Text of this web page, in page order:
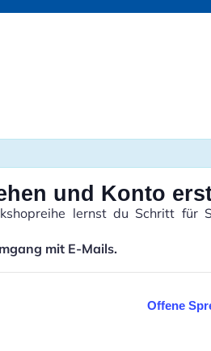
und Konto
lernst du Schritt für
mit E-Mails.
Offene